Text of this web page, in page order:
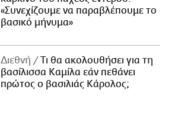
«Συνεχίζουμε να παραβλέπουμε το
βασικό μήνυμα»
Διεθνή
Τι θα ακολουθήσει για τη
βασίλισσα Καμίλα εάν πεθάνει
πρώτος ο βασιλιάς Κάρολος;